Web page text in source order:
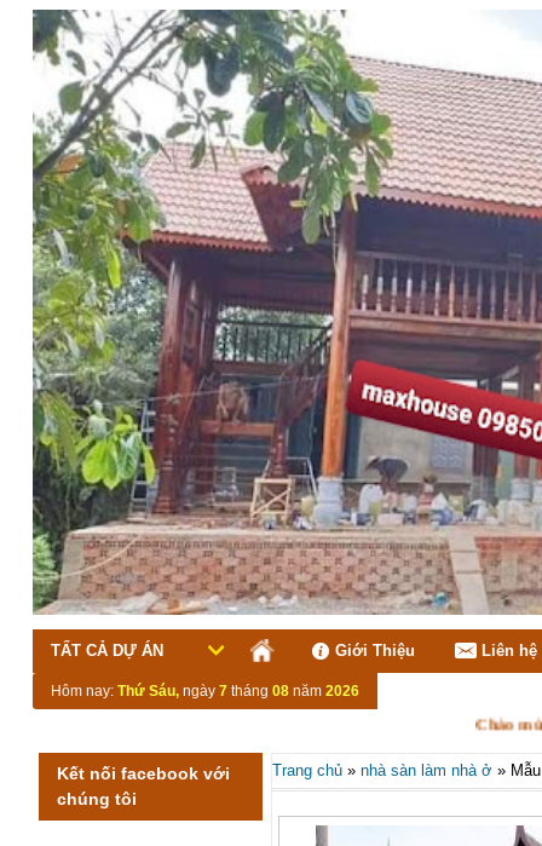
TẤT CẢ DỰ ÁN Giới Thiệu Liên hệ
Hôm nay:Thứ Sáu,ngày7 tháng 08 năm2026
Chào mừng
Kết nối facebook với
chúng tôi
Trang chủ» nhà sàn làm nhà ở»